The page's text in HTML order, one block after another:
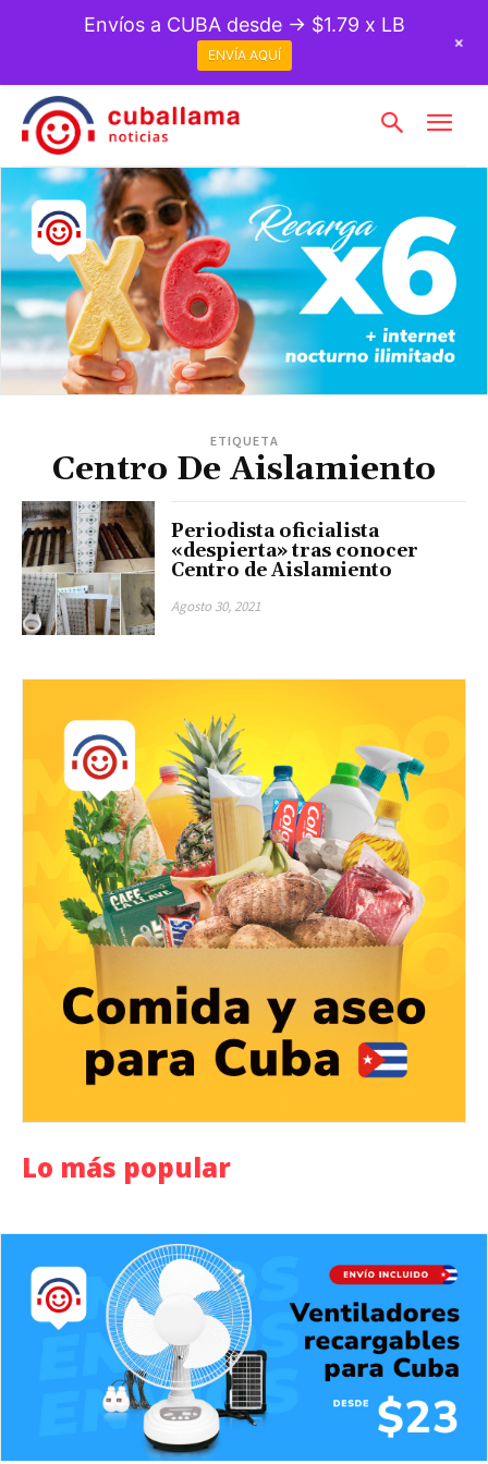
ETIQUETA
Centro De Aislamiento
Periodista oficialista
«despierta» tras conocer
Centro de Aislamiento
Agosto 30, 2021
Lo más popular
Envíos a CUBA desde → $1.79 x LB
ENVÍA AQUÍ
+